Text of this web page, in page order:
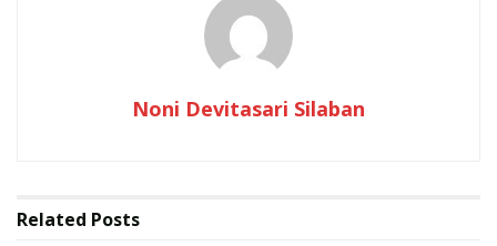
“Kami menargetkan NZE sebagai komitmen strategis
Noni Devitasari Silaban
Related Posts